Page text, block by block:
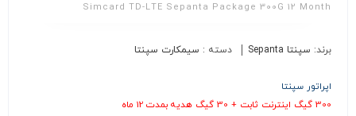
Simcard TD-LTE Sepanta Package 300G 12 Month
برند: سپنتا Sepanta دسته : سیمکارت سپنتا
اپراتور سپنتا
300 گیگ اینترنت ثابت + 30 گیگ هدیه بمدت 12 ماه